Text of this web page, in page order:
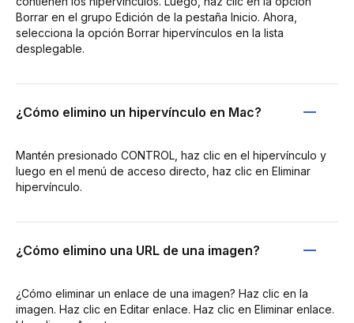
Borrar en el grupo Edición de la pestaña Inicio. Ahora,
selecciona la opción Borrar hipervínculos en la lista
desplegable.
¿Cómo elimino un hipervínculo en Mac?
Mantén presionado CONTROL, haz clic en el hipervínculo y
luego en el menú de acceso directo, haz clic en Eliminar
hipervínculo.
¿Cómo elimino una URL de una imagen?
¿Cómo eliminar un enlace de una imagen? Haz clic en la
imagen. Haz clic en Editar enlace. Haz clic en Eliminar enlace.